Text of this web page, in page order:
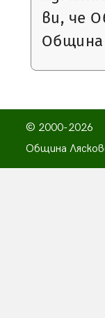
ви, че
Община
© 2000-2026
Община